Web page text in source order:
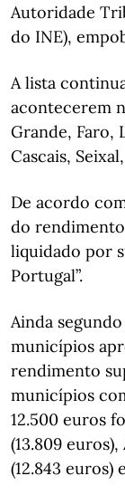
Autoridade
do INE),
A lista
acontecerem
Grande, Faro,
Cascais,
De acordo
do
liquidado por
Portugal”.
Ainda
municípios
rendimento
municípios
12.500 euros
(13.809
(12.843 euros)